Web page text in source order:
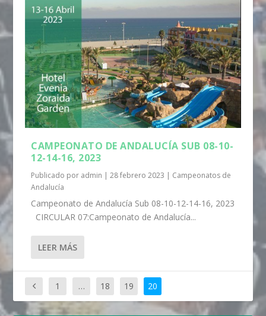
CAMPEONATO DE ANDALUCÍA SUB 08-10-
12-14-16, 2023
Publicado por admin |28 febrero 2023 | Campeonatos de
Andalucía
Campeonato de Andalucía Sub 08-10-12-14-16, 2023
CIRCULAR 07:Campeonato de Andalucía...
LEER MÁS
1 … 18 19 20